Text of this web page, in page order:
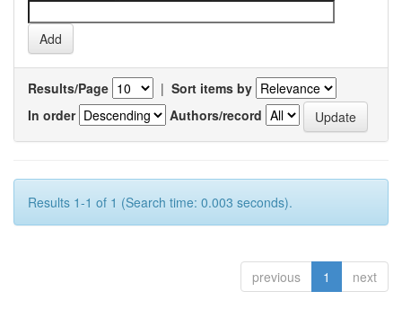
Results/Page | Sort items by
In order
Authors/record
Results 1-1 of 1 (Search time: 0.003 seconds).
previous 1 next